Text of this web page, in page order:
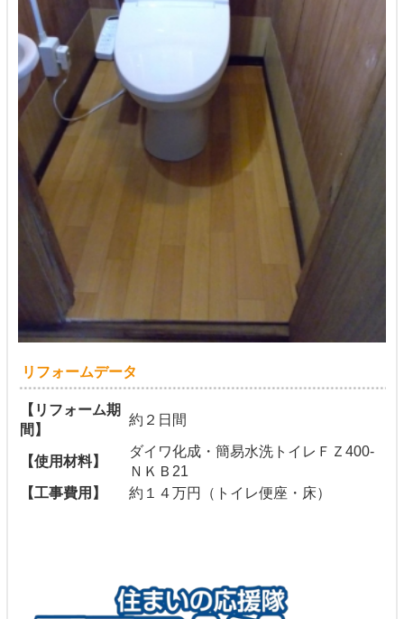
リフォームデータ
【リフォーム期
間】
約２日間
【使用材料】
ダイワ化成・簡易水洗トイレＦＺ400-
ＮＫＢ21
【工事費用】
約１４万円（トイレ便座・床）